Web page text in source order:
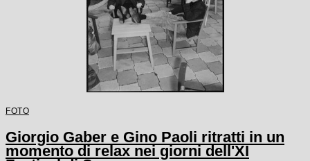
FOTO
Giorgio Gaber e Gino Paoli ritratti in un
momento di relax nei giorni dell'XI